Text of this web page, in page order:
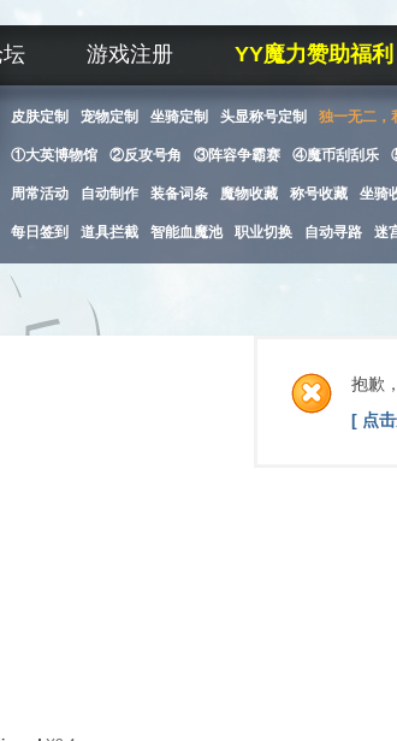
游戏注册 YY魔力赞助福利
皮肤定制 宠物定制 坐骑定制 头显称号定制 独一无二，
①大英博物馆 ②反攻号角 ③阵容争霸赛 ④魔币刮刮乐
周常活动 自动制作 装备词条 魔物收藏 称号收藏 坐骑
每日签到 道具拦截 智能血魔池 职业切换 自动寻路 迷
抱歉
[ 点